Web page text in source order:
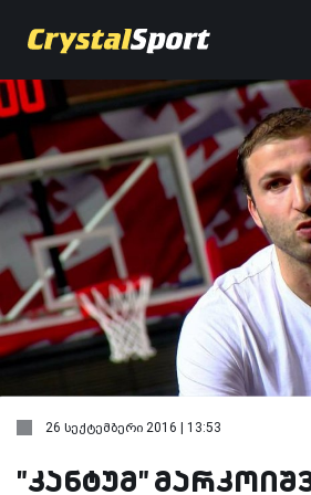
26 სექტემბერი 2016 | 13:53
"კანტუმ"